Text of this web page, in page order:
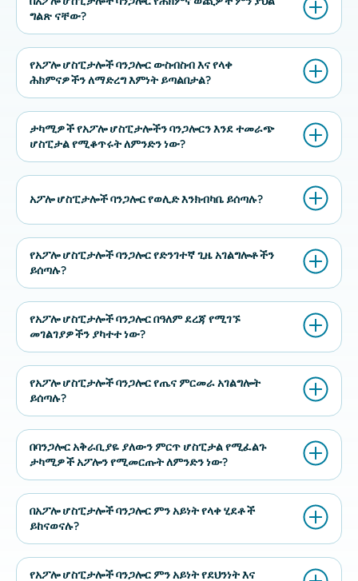
ግልጽ ናቸው?
የአፖሎ ሆስፒታሎች ባንጋሎር ውስብስብ እና የላቀ
ሕክምናዎችን ለማድረግ እምነት ይጣልበታል?
ታካሚዎች የአፖሎ ሆስፒታሎችን ባንጋሎርን እንደ ተመራጭ
ሆስፒታል የሚቆጥሩት ለምንድን ነው?
አፖሎ ሆስፒታሎች ባንጋሎር የወሊድ እንክብካቤ ይሰጣሉ?
የአፖሎ ሆስፒታሎች ባንጋሎር የድንገተኛ ጊዜ አገልግሎቶችን
ይሰጣሉ?
የአፖሎ ሆስፒታሎች ባንጋሎር በዓለም ደረጃ የሚገኙ
መገልገያዎችን ያካተተ ነው?
የአፖሎ ሆስፒታሎች ባንጋሎር የጤና ምርመራ አገልግሎት
ይሰጣሉ?
በባንጋሎር አቅራቢያዬ ያለውን ምርጥ ሆስፒታል የሚፈልጉ
ታካሚዎች አፖሎን የሚመርጡት ለምንድን ነው?
በአፖሎ ሆስፒታሎች ባንጋሎር ምን አይነት የላቀ ሂደቶች
ይከናወናሉ?
የአፖሎ ሆስፒታሎች ባንጋሎር ምን አይነት የደህንነት እና